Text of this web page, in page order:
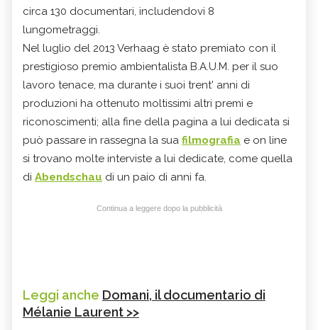
circa 130 documentari, includendovi 8
lungometraggi.
Nel luglio del 2013 Verhaag è stato premiato con il
prestigioso premio ambientalista B.A.U.M. per il suo
lavoro tenace, ma durante i suoi trent' anni di
produzioni ha ottenuto moltissimi altri premi e
riconoscimenti; alla fine della pagina a lui dedicata si
può passare in rassegna la sua filmografia e on line
si trovano molte interviste a lui dedicate, come quella
di Abendschau di un paio di anni fa.
Continua a leggere dopo la pubblicità
Leggi anche Domani, il documentario di
Mélanie Laurent >>